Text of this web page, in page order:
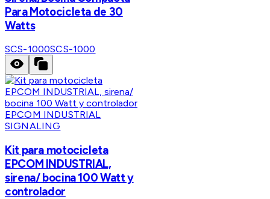
Para Motocicleta de 30
Watts
SCS-1000SCS-1000
EPCOM INDUSTRIAL
SIGNALING
Kit para motocicleta
EPCOM INDUSTRIAL,
sirena/ bocina 100 Watt y
controlador